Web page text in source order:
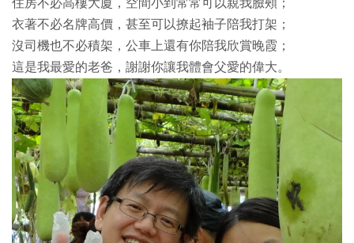
住房不必高樓大廈，空間小到常常可以親我臉頰；
衣著不必名牌高價，甚至可以撩起袖子陪我打架；
沒司機也不必積架，公車上還有你陪我欣賞晚霞；
這是我最愛的老爸，謝謝你讓我體會父愛的偉大。